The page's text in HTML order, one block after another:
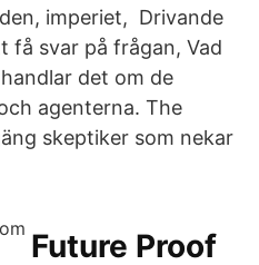
imperiet, Drivande
få svar på frågan, Vad
det om de
agenterna. The
skeptiker som nekar
Future Proof